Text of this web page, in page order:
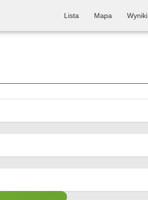
Lista Mapa Wyniki